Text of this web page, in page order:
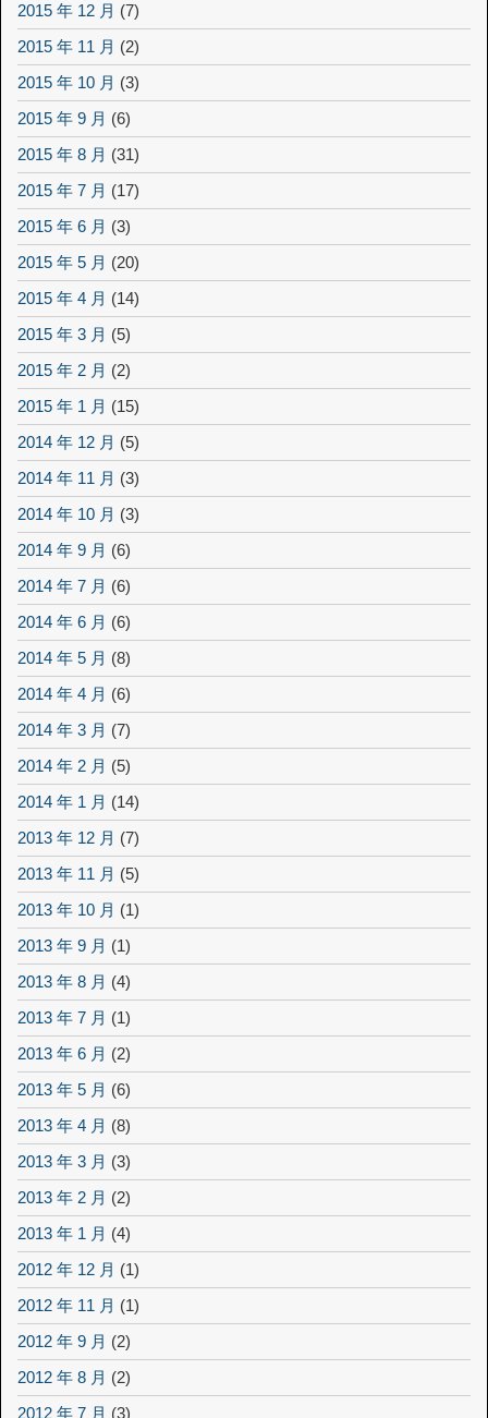
2015 年 12 月 (7)
2015 年 11 月 (2)
2015 年 10 月 (3)
2015 年 9 月 (6)
2015 年 8 月 (31)
2015 年 7 月 (17)
2015 年 6 月 (3)
2015 年 5 月 (20)
2015 年 4 月 (14)
2015 年 3 月 (5)
2015 年 2 月 (2)
2015 年 1 月 (15)
2014 年 12 月 (5)
2014 年 11 月 (3)
2014 年 10 月 (3)
2014 年 9 月 (6)
2014 年 7 月 (6)
2014 年 6 月 (6)
2014 年 5 月 (8)
2014 年 4 月 (6)
2014 年 3 月 (7)
2014 年 2 月 (5)
2014 年 1 月 (14)
2013 年 12 月 (7)
2013 年 11 月 (5)
2013 年 10 月 (1)
2013 年 9 月 (1)
2013 年 8 月 (4)
2013 年 7 月 (1)
2013 年 6 月 (2)
2013 年 5 月 (6)
2013 年 4 月 (8)
2013 年 3 月 (3)
2013 年 2 月 (2)
2013 年 1 月 (4)
2012 年 12 月 (1)
2012 年 11 月 (1)
2012 年 9 月 (2)
2012 年 8 月 (2)
2012 年 7 月 (3)